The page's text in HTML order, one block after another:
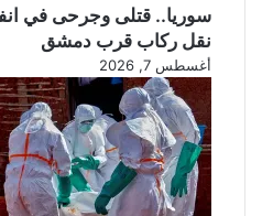
سوريا.. قتلى وجرحى في
نقل ركاب قرب دمشق
أغسطس 7, 2026